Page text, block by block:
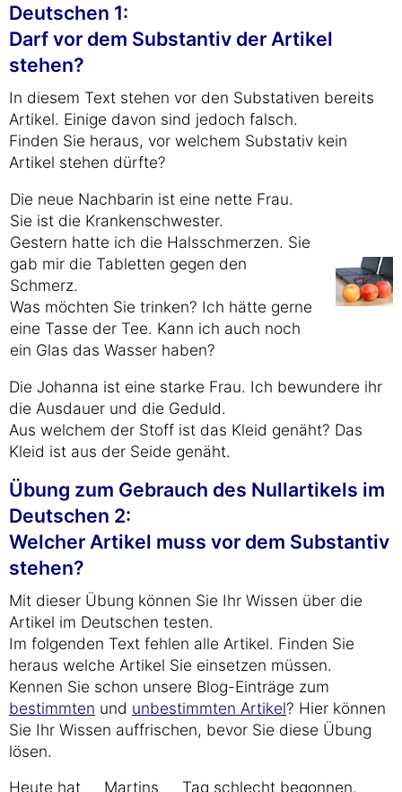
Deutschen 1:
Darf vor dem Substantiv der Artikel
stehen?
In diesem Text stehen vor den Substativen bereits
Artikel. Einige davon sind jedoch falsch.
Finden Sie heraus, vor welchem Substativ kein
Artikel stehen dürfte?
Die neue Nachbarin ist eine nette Frau.
Sie ist die Krankenschwester.
Gestern hatte ich die Halsschmerzen. Sie
gab mir die Tabletten gegen den
Schmerz.
Was möchten Sie trinken? Ich hätte gerne
eine Tasse der Tee. Kann ich auch noch
ein Glas das Wasser haben?
Die Johanna ist eine starke Frau. Ich bewundere ihr
die Ausdauer und die Geduld.
Aus welchem der Stoff ist das Kleid genäht? Das
Kleid ist aus der Seide genäht.
Übung zum Gebrauch des Nullartikels im
Deutschen 2:
Welcher Artikel muss vor dem Substantiv
stehen?
Mit dieser Übung können Sie Ihr Wissen über die
Artikel im Deutschen testen.
Im folgenden Text fehlen alle Artikel. Finden Sie
heraus welche Artikel Sie einsetzen müssen.
Kennen Sie schon unsere Blog-Einträge zum
bestimmten und unbestimmten Artikel? Hier können
Sie Ihr Wissen auffrischen, bevor Sie diese Übung
lösen.
Heute hat __ Martins __ Tag schlecht begonnen. __